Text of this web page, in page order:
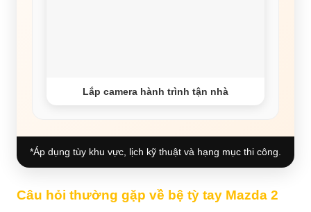
Lắp camera hành trình tận nhà
*Áp dụng tùy khu vực, lịch kỹ thuật và hạng mục thi công.
Câu hỏi thường gặp về bệ tỳ tay Mazda 2